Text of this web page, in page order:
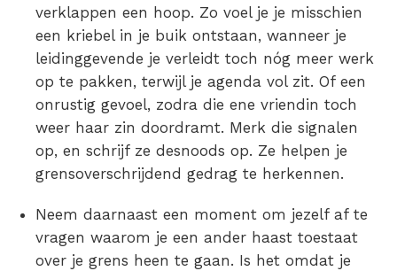
verklappen een hoop. Zo voel je je misschien
een kriebel in je buik ontstaan, wanneer je
leidinggevende je verleidt toch nóg meer werk
op te pakken, terwijl je agenda vol zit. Of een
onrustig gevoel, zodra die ene vriendin toch
weer haar zin doordramt. Merk die signalen
op, en schrijf ze desnoods op. Ze helpen je
grensoverschrijdend gedrag te herkennen.
Neem daarnaast een moment om jezelf af te
vragen waarom je een ander haast toestaat
over je grens heen te gaan. Is het omdat je